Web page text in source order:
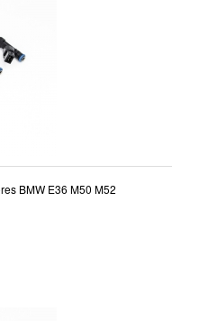
BMW E36 M50 M52